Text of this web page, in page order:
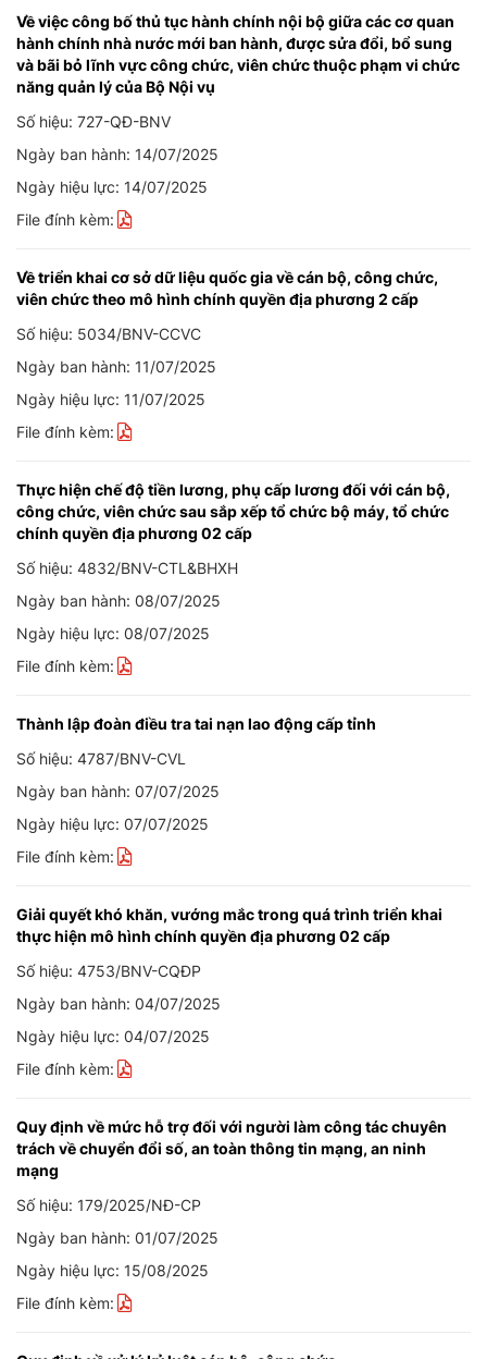
Về việc công bố thủ tục hành chính nội bộ giữa các cơ quan
hành chính nhà nước mới ban hành, được sửa đổi, bổ sung
và bãi bỏ lĩnh vực công chức, viên chức thuộc phạm vi chức
năng quản lý của Bộ Nội vụ
Số hiệu: 727-QĐ-BNV
Ngày ban hành: 14/07/2025
Ngày hiệu lực: 14/07/2025
File đính kèm:
Về triển khai cơ sở dữ liệu quốc gia về cán bộ, công chức,
viên chức theo mô hình chính quyền địa phương 2 cấp
Số hiệu: 5034/BNV-CCVC
Ngày ban hành: 11/07/2025
Ngày hiệu lực: 11/07/2025
File đính kèm:
Thực hiện chế độ tiền lương, phụ cấp lương đối với cán bộ,
công chức, viên chức sau sắp xếp tổ chức bộ máy, tổ chức
chính quyền địa phương 02 cấp
Số hiệu: 4832/BNV-CTL&BHXH
Ngày ban hành: 08/07/2025
Ngày hiệu lực: 08/07/2025
File đính kèm:
Thành lập đoàn điều tra tai nạn lao động cấp tỉnh
Số hiệu: 4787/BNV-CVL
Ngày ban hành: 07/07/2025
Ngày hiệu lực: 07/07/2025
File đính kèm:
Giải quyết khó khăn, vướng mắc trong quá trình triển khai
thực hiện mô hình chính quyền địa phương 02 cấp
Số hiệu: 4753/BNV-CQĐP
Ngày ban hành: 04/07/2025
Ngày hiệu lực: 04/07/2025
File đính kèm:
Quy định về mức hỗ trợ đối với người làm công tác chuyên
trách về chuyển đổi số, an toàn thông tin mạng, an ninh
mạng
Số hiệu: 179/2025/NĐ-CP
Ngày ban hành: 01/07/2025
Ngày hiệu lực: 15/08/2025
File đính kèm: